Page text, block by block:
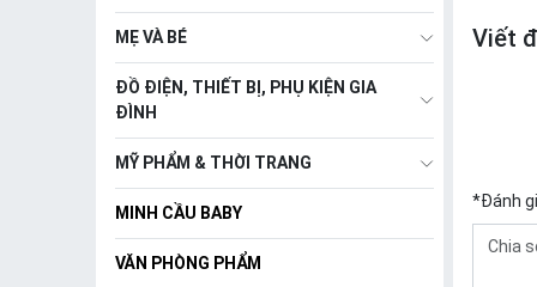
MẸ VÀ BÉ
ĐỒ ĐIỆN, THIẾT BỊ, PHỤ KIỆN GIA
ĐÌNH
MỸ PHẨM & THỜI TRANG
MINH CẦU BABY
VĂN PHÒNG PHẨM
Viết
*Đánh